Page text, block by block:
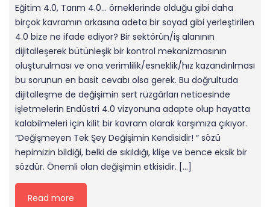
Eğitim 4.0, Tarım 4.0… örneklerinde olduğu gibi daha
birçok kavramın arkasına adeta bir soyad gibi yerleştirilen
4.0 bize ne ifade ediyor? Bir sektörün/iş alanının
dijitalleşerek bütünleşik bir kontrol mekanizmasının
oluşturulması ve ona verimlilik/esneklik/hız kazandırılması
bu sorunun en basit cevabı olsa gerek. Bu doğrultuda
dijitalleşme de değişimin sert rüzgârları neticesinde
işletmelerin Endüstri 4.0 vizyonuna adapte olup hayatta
kalabilmeleri için kilit bir kavram olarak karşımıza çıkıyor.
“Değişmeyen Tek Şey Değişimin Kendisidir! “ sözü
hepimizin bildiği, belki de sıkıldığı, klişe ve bence eksik bir
sözdür. Önemli olan değişimin etkisidir. […]
Read more